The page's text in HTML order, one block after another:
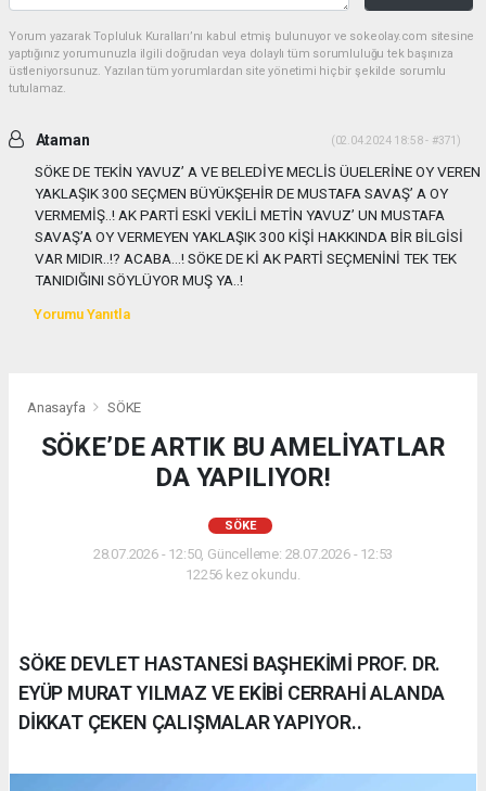
Yorum yazarak Topluluk Kuralları’nı kabul etmiş bulunuyor ve sokeolay.com sitesine
yaptığınız yorumunuzla ilgili doğrudan veya dolaylı tüm sorumluluğu tek başınıza
üstleniyorsunuz. Yazılan tüm yorumlardan site yönetimi hiçbir şekilde sorumlu
tutulamaz.
Ataman (02.04.2024 18:58 - #371)
SÖKE DE TEKİN YAVUZ’ A VE BELEDİYE MECLİS ÜUELERİNE OY VEREN
YAKLAŞIK 300 SEÇMEN BÜYÜKŞEHİR DE MUSTAFA SAVAŞ’ A OY
VERMEMİŞ..! AK PARTİ ESKİ VEKİLİ METİN YAVUZ’ UN MUSTAFA
SAVAŞ’A OY VERMEYEN YAKLAŞIK 300 KİŞİ HAKKINDA BİR BİLGİSİ
VAR MIDIR..!? ACABA…! SÖKE DE Kİ AK PARTİ SEÇMENİNİ TEK TEK
TANIDIĞINI SÖYLÜYOR MUŞ YA..!
Yorumu Yanıtla
Anasayfa SÖKE
SÖKE’DE ARTIK BU AMELİYATLAR
DA YAPILIYOR!
SÖKE
28.07.2026 - 12:50, Güncelleme: 28.07.2026 - 12:53
12256 kez okundu.
SÖKE DEVLET HASTANESİ BAŞHEKİMİ PROF. DR.
EYÜP MURAT YILMAZ VE EKİBİ CERRAHİ ALANDA
DİKKAT ÇEKEN ÇALIŞMALAR YAPIYOR..